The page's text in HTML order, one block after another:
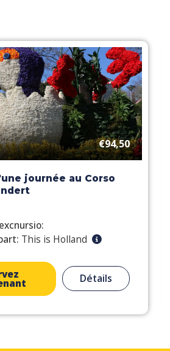
€94,50
journée au Corso
This is Holland
Détails